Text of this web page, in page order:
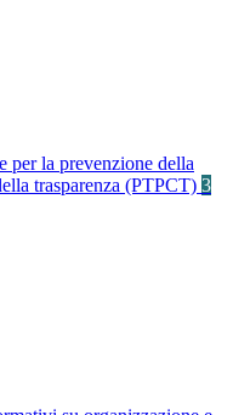
per la prevenzione della
trasparenza (PTPCT) 3